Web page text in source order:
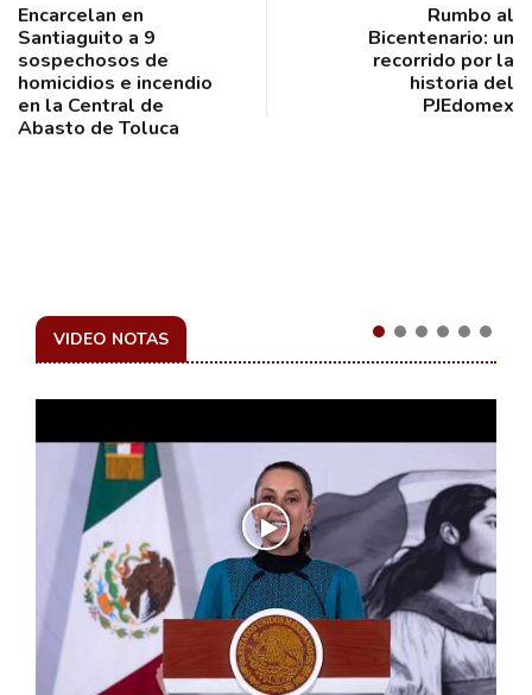
Encarcelan en
Santiaguito a 9
sospechosos de
homicidios e incendio
en la Central de
Abasto de Toluca
Rumbo al
Bicentenario: un
recorrido por la
historia del
PJEdomex
VIDEO NOTAS